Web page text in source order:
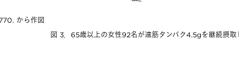
から作図
図 3．65歳以上の女性92名が速筋タンパク4.5gを継続摂取